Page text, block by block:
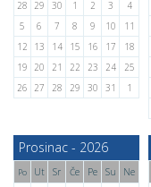
28
29 30 1 2 3
4
5
6 7 8 9 10
11
12
13 14 15 16 17
18
19
20 21 22 23 24
25
26
27 28 29 30 31 1
Prosinac - 2026
Po Ut Sr Če Pe Su
Ne